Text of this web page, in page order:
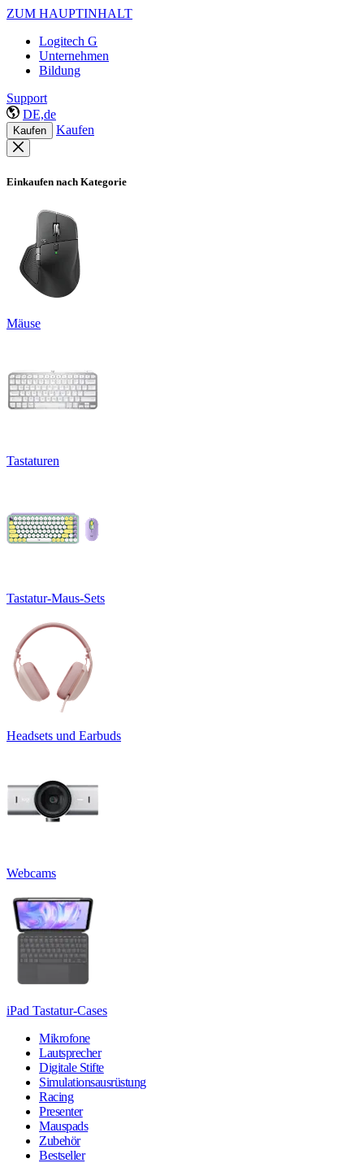
ZUM HAUPTINHALT
Logitech G
Unternehmen
Bildung
Support
DE,de
Kaufen Kaufen
Einkaufen nach Kategorie
Mäuse
Tastaturen
Tastatur-Maus-Sets
Headsets und Earbuds
Webcams
iPad Tastatur-Cases
Mikrofone
Lautsprecher
Digitale Stifte
Simulationsausrüstung
Racing
Presenter
Mauspads
Zubehör
Bestseller